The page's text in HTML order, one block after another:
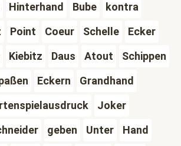
Hinterhand Bube
kontra
Point Coeur Schelle
Ecker
Kiebitz Daus Atout
Schippen
Eckern
Grandhand
Joker
geben Unter
Hand